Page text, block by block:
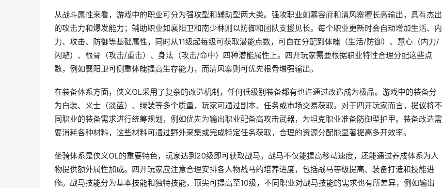
从战斗属性来看，游戏中的职业可分为强攻型和辅助型两大类。强攻职业如慕容府和清风寨擅长高输出，具有杰出
的攻击力和爆发能力；辅助职业如襄阳卫和南少林则以防御和团队支援见长。每个职业更新时会自动增加生活、内
力、攻击、防御等基础属性，同时从11级起每级可获取潜能点数，可自在分配到体魄（生活/防御）、慧心（内力/
闪避）、根骨（攻击/重击）、身法（攻击/命中）四种潜能属性上。四开玩家需要根据职业特性合理分配这些点
数，例如襄阳卫可侧重体魄提高生存能力，而清风寨则可优先根骨增强输出。
在装备体系方面，侠义OL采用了复杂的改造机制，任何低级别装备都有也许通过改造成为极品。游戏中的装备分
为白装、义士（淡蓝）、绿装等多个质量，玩家可通过副本、任务或市场交易获取。对于四开玩家而言，提议将不
同职业的装备需求进行统筹规划，例如优先为输出职业配备高攻击武器，为坦克职业准备防御型护甲。装备改造需
要消耗各种材料，这些材料可通过野外采集或完成特定任务获取，合理的资源分配能显著提高多开效率。
坐骑体系是侠义OL的重要特色，玩家达到20级即可获取战马。战马不仅能提高移动速度，还能通过养成体系为人
物提供额外属性加成。四开玩家应注意合理安排各人物战马的培养进度，包括战马等级提高、装备打造和技能进
修。战马技能分为基本技能和独特技能，顶尖可提高至10级，不同职业对战马技能的需求也有所差异，例如输出